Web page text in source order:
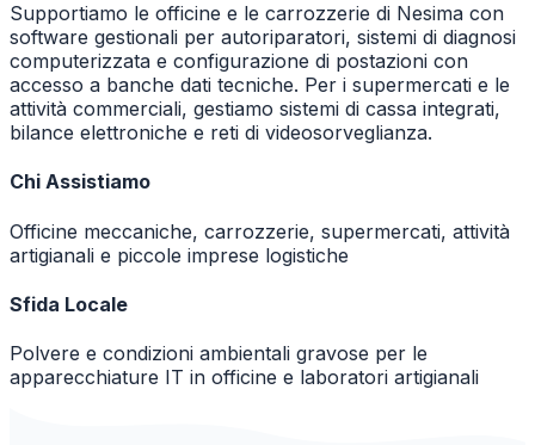
Supportiamo le officine e le carrozzerie di Nesima con
software gestionali per autoriparatori, sistemi di diagnosi
computerizzata e configurazione di postazioni con
accesso a banche dati tecniche. Per i supermercati e le
attività commerciali, gestiamo sistemi di cassa integrati,
bilance elettroniche e reti di videosorveglianza.
Chi Assistiamo
Officine meccaniche, carrozzerie, supermercati, attività
artigianali e piccole imprese logistiche
Sfida Locale
Polvere e condizioni ambientali gravose per le
apparecchiature IT in officine e laboratori artigianali